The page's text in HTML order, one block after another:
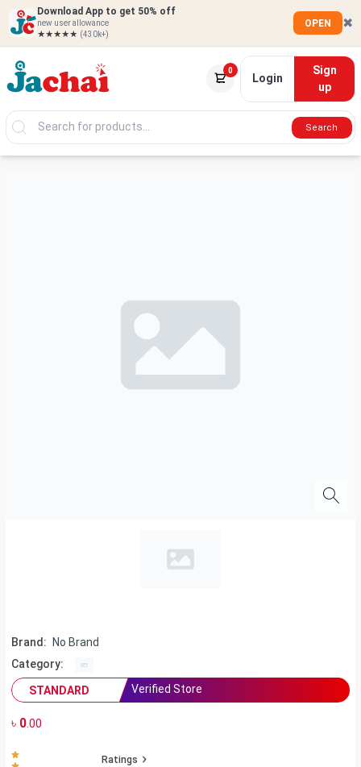
Download App to get 50% off
new user allowance
★★★★★ (430k+)
OPEN ✖
0
Login
Sign
up
Search
Brand:
No Brand
Category:
STANDARD
Verified Store
৳ 0.00
Ratings